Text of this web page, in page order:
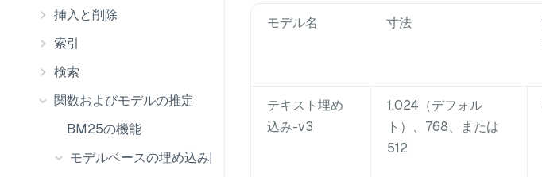
挿入と削除
索引
検索
関数およびモデルの推定
BM25の機能
モデルベースの埋め込み関数
モデル名 寸法
テキスト埋め
込み-v3
1,024（デフォル
ト）、768、または
512